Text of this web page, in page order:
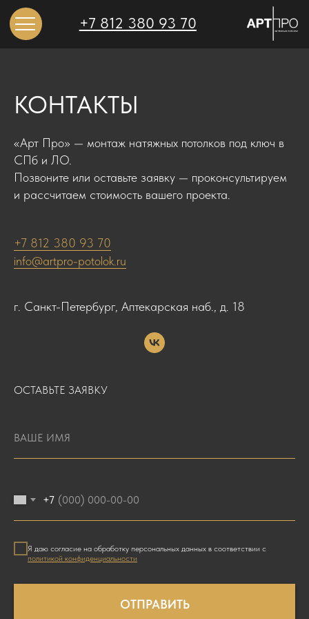
+7 812 380 93 70
КОНТАКТЫ
«Арт Про» — монтаж натяжных потолков под ключ в
СПб и ЛО.
Позвоните или оставьте заявку — проконсультируем
и рассчитаем стоимость вашего проекта.
+7 812 380 93 70
info@artpro-potolok.ru
г. Санкт-Петербург, Аптекарская наб., д. 18
ОСТАВЬТЕ ЗАЯВКУ
+7
Я даю согласие на обработку персональных данных в соответствии с
политикой конфиденциальности
ОТПРАВИТЬ